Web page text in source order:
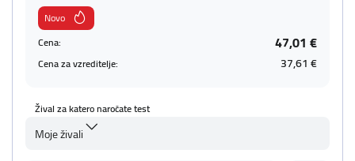
Novo
Cena:
47,01 €
Cena za vzreditelje: 37,61 €
Žival za katero naročate test
Moje živali